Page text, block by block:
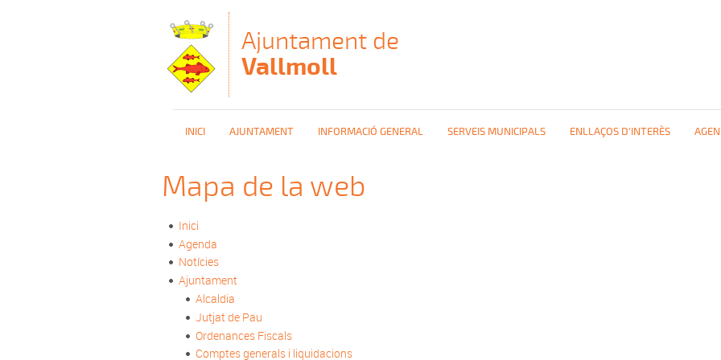
Ajuntament de
Vallmoll
INICI AJUNTAMENT INFORMACIÓ GENERAL SERVEIS MUNICIPALS ENLLAÇOS D'INTERÈS
Mapa de la web
Inici
Agenda
Notícies
Ajuntament
Alcaldia
Jutjat de Pau
Ordenances Fiscals
Comptes generals i liquidacions